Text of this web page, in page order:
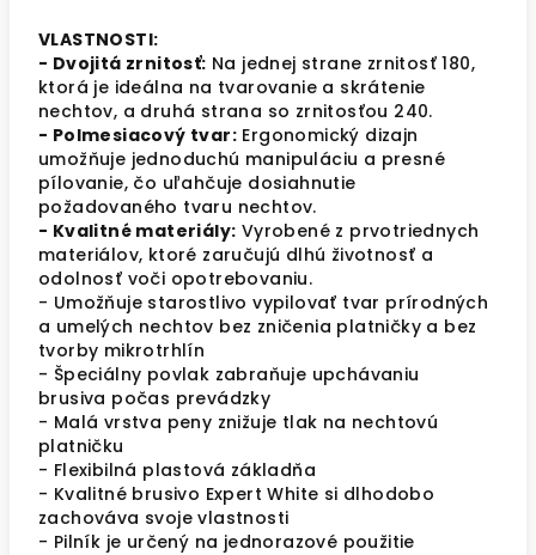
VLASTNOSTI:
- Dvojitá zrnitosť: Na jednej strane zrnitosť 180,
ktorá je ideálna na tvarovanie a skrátenie
nechtov, a druhá strana so zrnitosťou 240.
- Polmesiacový tvar: Ergonomický dizajn
umožňuje jednoduchú manipuláciu a presné
pílovanie, čo uľahčuje dosiahnutie
požadovaného tvaru nechtov.
- Kvalitné materiály: Vyrobené z prvotriednych
materiálov, ktoré zaručujú dlhú životnosť a
odolnosť voči opotrebovaniu.
- Umožňuje starostlivo vypilovať tvar prírodných
a umelých nechtov bez zničenia platničky a bez
tvorby mikrotrhlín
- Špeciálny povlak zabraňuje upchávaniu
brusiva počas prevádzky
- Malá vrstva peny znižuje tlak na nechtovú
platničku
- Flexibilná plastová základňa
- Kvalitné brusivo Expert White si dlhodobo
zachováva svoje vlastnosti
- Pilník je určený na jednorazové použitie